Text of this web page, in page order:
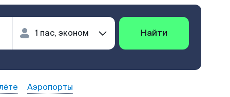
Найти
Аэропорты